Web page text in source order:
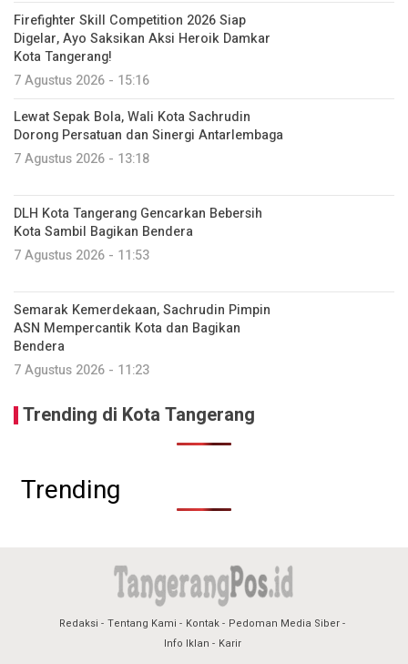
Firefighter Skill Competition 2026 Siap
Digelar, Ayo Saksikan Aksi Heroik Damkar
Kota Tangerang!
7 Agustus 2026 - 15:16
Lewat Sepak Bola, Wali Kota Sachrudin
Dorong Persatuan dan Sinergi Antarlembaga
7 Agustus 2026 - 13:18
DLH Kota Tangerang Gencarkan Bebersih
Kota Sambil Bagikan Bendera
7 Agustus 2026 - 11:53
Semarak Kemerdekaan, Sachrudin Pimpin
ASN Mempercantik Kota dan Bagikan
Bendera
7 Agustus 2026 - 11:23
Trending di Kota Tangerang
Trending
Redaksi Tentang Kami Kontak
Pedoman Media Siber
Info Iklan
Karir